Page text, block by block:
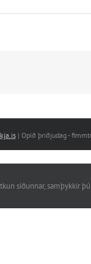
| Opið þriðjudag -
síðunnar, samþykkir